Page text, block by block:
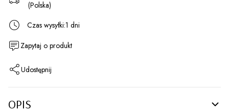
(Polska)
Czas wysyłki:1 dni
Zapytaj o produkt
Udostępnij
OPIS